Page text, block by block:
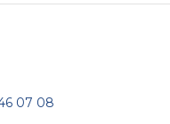
07 08